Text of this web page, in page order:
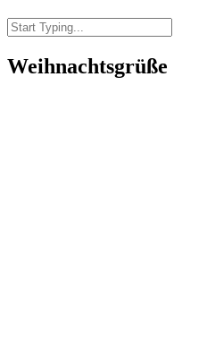
Weihnachtsgrüße